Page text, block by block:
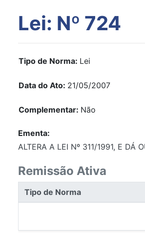
Lei: Nº 724
Tipo de Norma: Lei
Data do Ato: 21/05/2007
Complementar: Não
Ementa:
ALTERA A LEI Nº 311/1991, E DÁ
Remissão Ativa
Tipo de Norma